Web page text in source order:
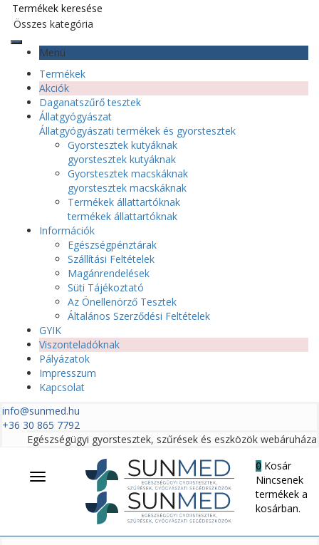
Menü
Termékek
Akciók
Daganatszűrő tesztek
Állatgyógyászat
Állatgyógyászati termékek és gyorstesztek
Gyorstesztek kutyáknak
gyorstesztek kutyáknak
Gyorstesztek macskáknak
gyorstesztek macskáknak
Termékek állattartóknak
termékek állattartóknak
Információk
Egészségpénztárak
Szállítási Feltételek
Magánrendelések
Süti Tájékoztató
Az Önellenörző Tesztek
Általános Szerződési Feltételek
GYIK
Viszonteladóknak
Pályázatok
Impresszum
Kapcsolat
info@sunmed.hu
+36 30 865 7792
Egészségügyi gyorstesztek, szűrések és eszközök webáruháza
Menü
0 Kosár
Nincsenek
termékek a
kosárban.